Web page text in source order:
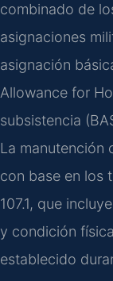
combinado de
asignaciones
asignación
Allowance for
subsistencia
La manutención
con base en los
107.1, que
y condición
establecido